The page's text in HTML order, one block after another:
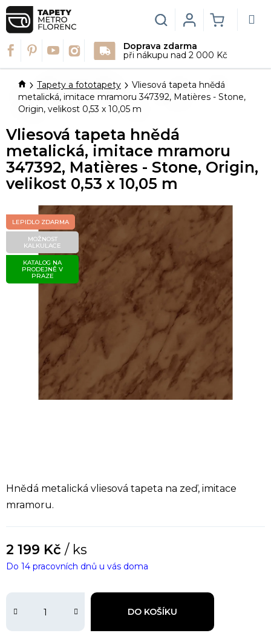
Přejít
na
obsah
Doprava zdarma
při nákupu nad 2 000 Kč
Hledat
KOŠÍK
Login
DomůTapety a fototapety
Vliesová tapeta hnědá
metalická, imitace mramoru 347392, Matières - Stone,
Origin, velikost 0,53 x 10,05 m
Hnědá metalická vliesová tapeta na zeď, imitace
mramoru.
2 199 Kč / ks
DO KOŠÍKU
Do 14 pracovních dnů u vás doma
Vliesová tapeta hnědá
metalická, imitace mramoru
347392, Matières - Stone, Origin,
velikost 0,53 x 10,05 m
LEPIDLO ZDARMA
MOŽNOST
KALKULACE
KATALOG NA
PRODEJNĚ V
PRAZE